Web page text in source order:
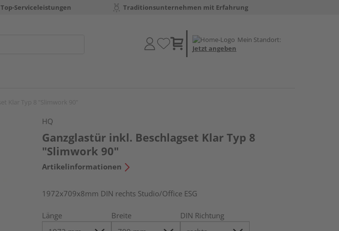
Top-Serviceleistungen Traditionsunternehmen mit Erfahrung
Mein Standort:
Jetzt angeben
HQ
Ganzglastür inkl. Beschlagset Klar Typ 8
"Slimwork 90"
Artikelinformationen
1972x709x8mm DIN rechts Studio/Office ESG
Länge Breite DIN Richtung